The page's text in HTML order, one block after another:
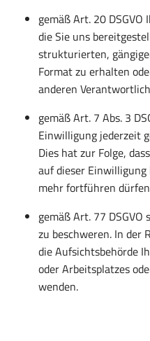
gemäß Art. 20 DSGVO
die Sie uns
strukturierten,
Format zu erhalten
anderen
gemäß Art. 7 Abs. 3
Einwilligung jederzeit
Dies hat zur Folge,
auf dieser
mehr fortführen
gemäß Art. 77
zu beschweren. In der
die Aufsichtsbehörde
oder Arbeitsplatzes
wenden.